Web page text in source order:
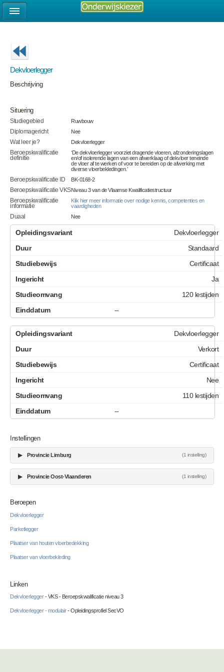
Dekvloerlegger
Beschrijving
Situering
Studiegebied
Ruwbouw
Diplomagericht
Nee
Wat leer je?
Dekvloerlegger
Beroepskwalificatie
definitie
‘De dekvloerlegger voorziet dragende vloeren, afzonderingslagen
en/of isolerende lagen van een afwerklaag of dekvloer teneinde
de vloer af te werken of voor te bereiden op de afwerking met
diverse vloerbekledingen.’
Beroepskwalificatie ID
BK-0168-2
Beroepskwalificatie VKSNiveau 3 van de Vlaamse Kwalificatiestructuur
Beroepskwalificatie
informatie
Klik hier meer informatie over nodige kennis, competenties en
vaardigheden
Duaal
Nee
Dekvloerlegger
Standaard
Certificaat
Ja
120 lestijden
--
Dekvloerlegger
Verkort
Certificaat
Nee
110 lestijden
--
Instellingen
▶ Provincie Limburg (1 instelling)
▶ Provincie Oost-Vlaanderen (1 instelling)
Beroepen
Dekvloerlegger
Parketlegger
Plaatser van houten vloerbedekking
Plaatser van vloerbekleding
Linken
Dekvloerlegger- VKS - Beroepskwalificatie niveau 3
Dekvloerlegger - modulair- Opleidingsprofiel SecVO